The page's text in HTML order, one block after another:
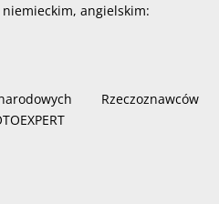
angielskim:
Rzeczoznawców